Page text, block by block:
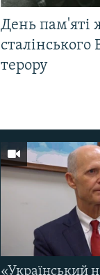
День пам'яті
сталінського
терору
«Український